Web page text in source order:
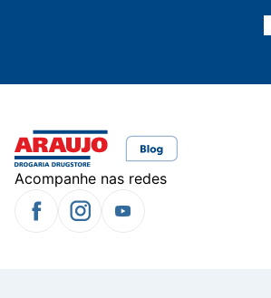
Acompanhe nas redes